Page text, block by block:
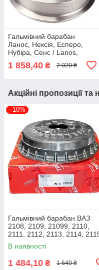
Гальмівний барабан
Ланос, Нексія, Есперо,
Нубіра, Сенс / Lanos,
Espero, Nexia (96193771)
Parts Mall HCCCD-007
1 858,40 ₴ 2 020 ₴
Акційні пропозиції та
–10%
Гальмівний барабан ВАЗ
2108, 2109, 21099, 2110,
2111, 2112, 2113, 2114,
Калина, Пріора, Гранта TRW
DB4307
В наявності
1 484,10 ₴ 1 649 ₴